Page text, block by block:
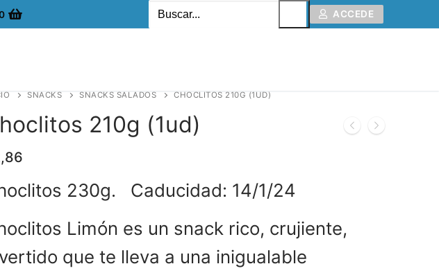
ACCEDE
SNACKS SNACKS SALADOS CHOCLITOS 210G (1UD)
210g (1ud)
230g. Caducidad: 14/1/24
Limón es un snack rico, crujiente,
que te lleva a una inigualable